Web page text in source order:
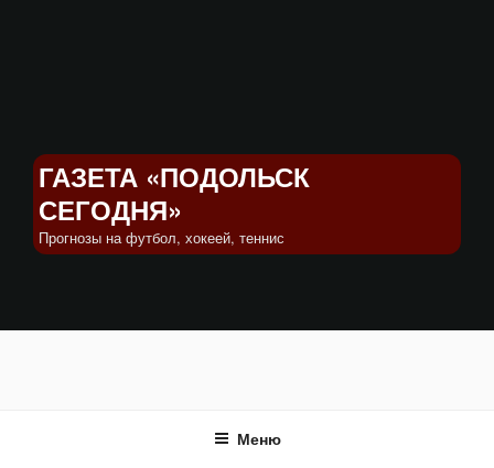
ГАЗЕТА «ПОДОЛЬСК
СЕГОДНЯ»
Прогнозы на футбол, хокеей, теннис
Меню